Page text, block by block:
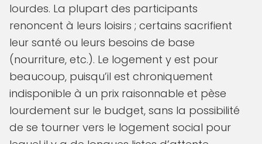
lourdes. La plupart des participants
renoncent à leurs loisirs ; certains sacrifient
leur santé ou leurs besoins de base
(nourriture, etc.). Le logement y est pour
beaucoup, puisqu’il est chroniquement
indisponible à un prix raisonnable et pèse
lourdement sur le budget, sans la possibilité
de se tourner vers le logement social pour